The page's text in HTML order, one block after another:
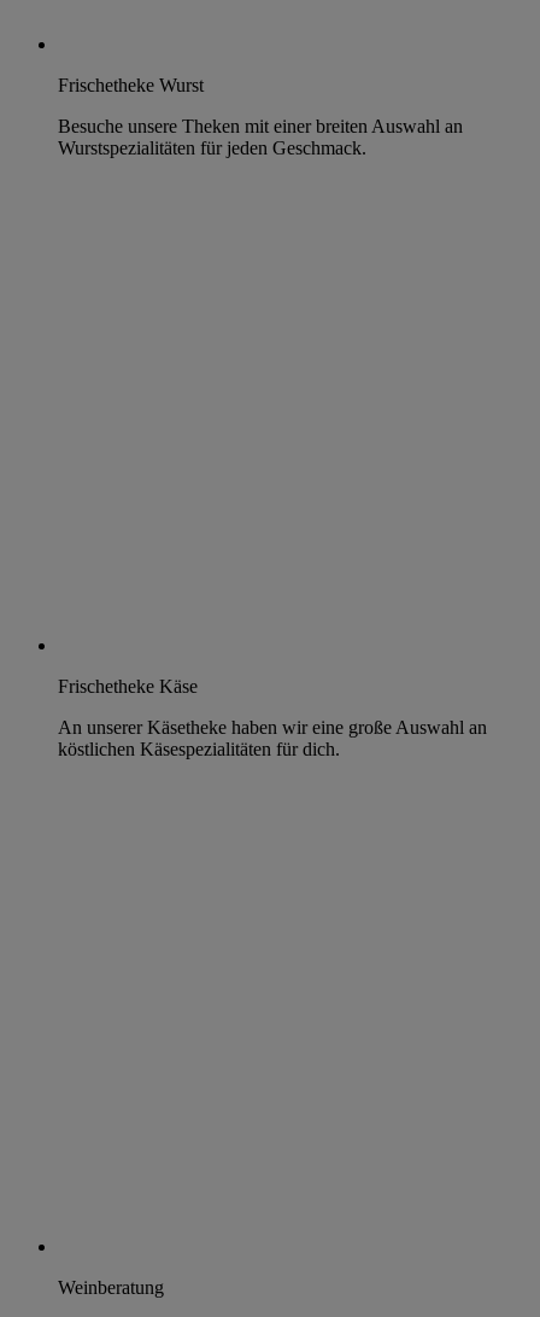
Frischetheke Wurst
Besuche unsere Theken mit einer breiten Auswahl an
Wurstspezialitäten für jeden Geschmack.
Frischetheke Käse
An unserer Käsetheke haben wir eine große Auswahl an
köstlichen Käsespezialitäten für dich.
Weinberatung